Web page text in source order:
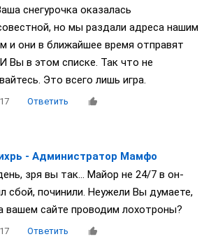
снегурочка оказалась
но мы раздали адреса нашим
и они в ближайшее время отправят
Вы в этом списке. Так что не
Это всего лишь игра.
Ответить
- Администратор Мамфо
зря вы так... Майор не 24/7 в он-
сбой, починили. Неужели Вы думаете,
вашем сайте проводим лохотроны?
Ответить